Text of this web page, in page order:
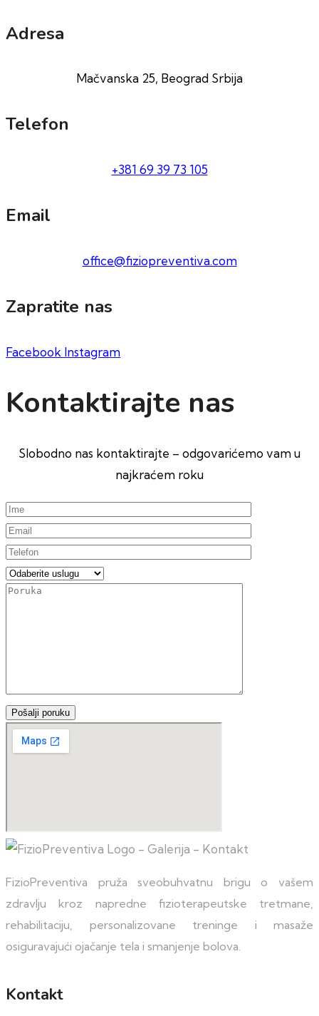
Adresa
Mačvanska 25, Beograd Srbija
Telefon
+381 69 39 73 105
Email
office@fiziopreventiva.com
Zapratite nas
Facebook Instagram
Kontaktirajte nas
Slobodno nas kontaktirajte – odgovarićemo vam u
najkraćem roku
FizioPreventiva pruža sveobuhvatnu brigu o vašem
zdravlju kroz napredne fizioterapeutske tretmane,
rehabilitaciju, personalizovane treninge i masaže
osiguravajući ojačanje tela i smanjenje bolova.
Kontakt